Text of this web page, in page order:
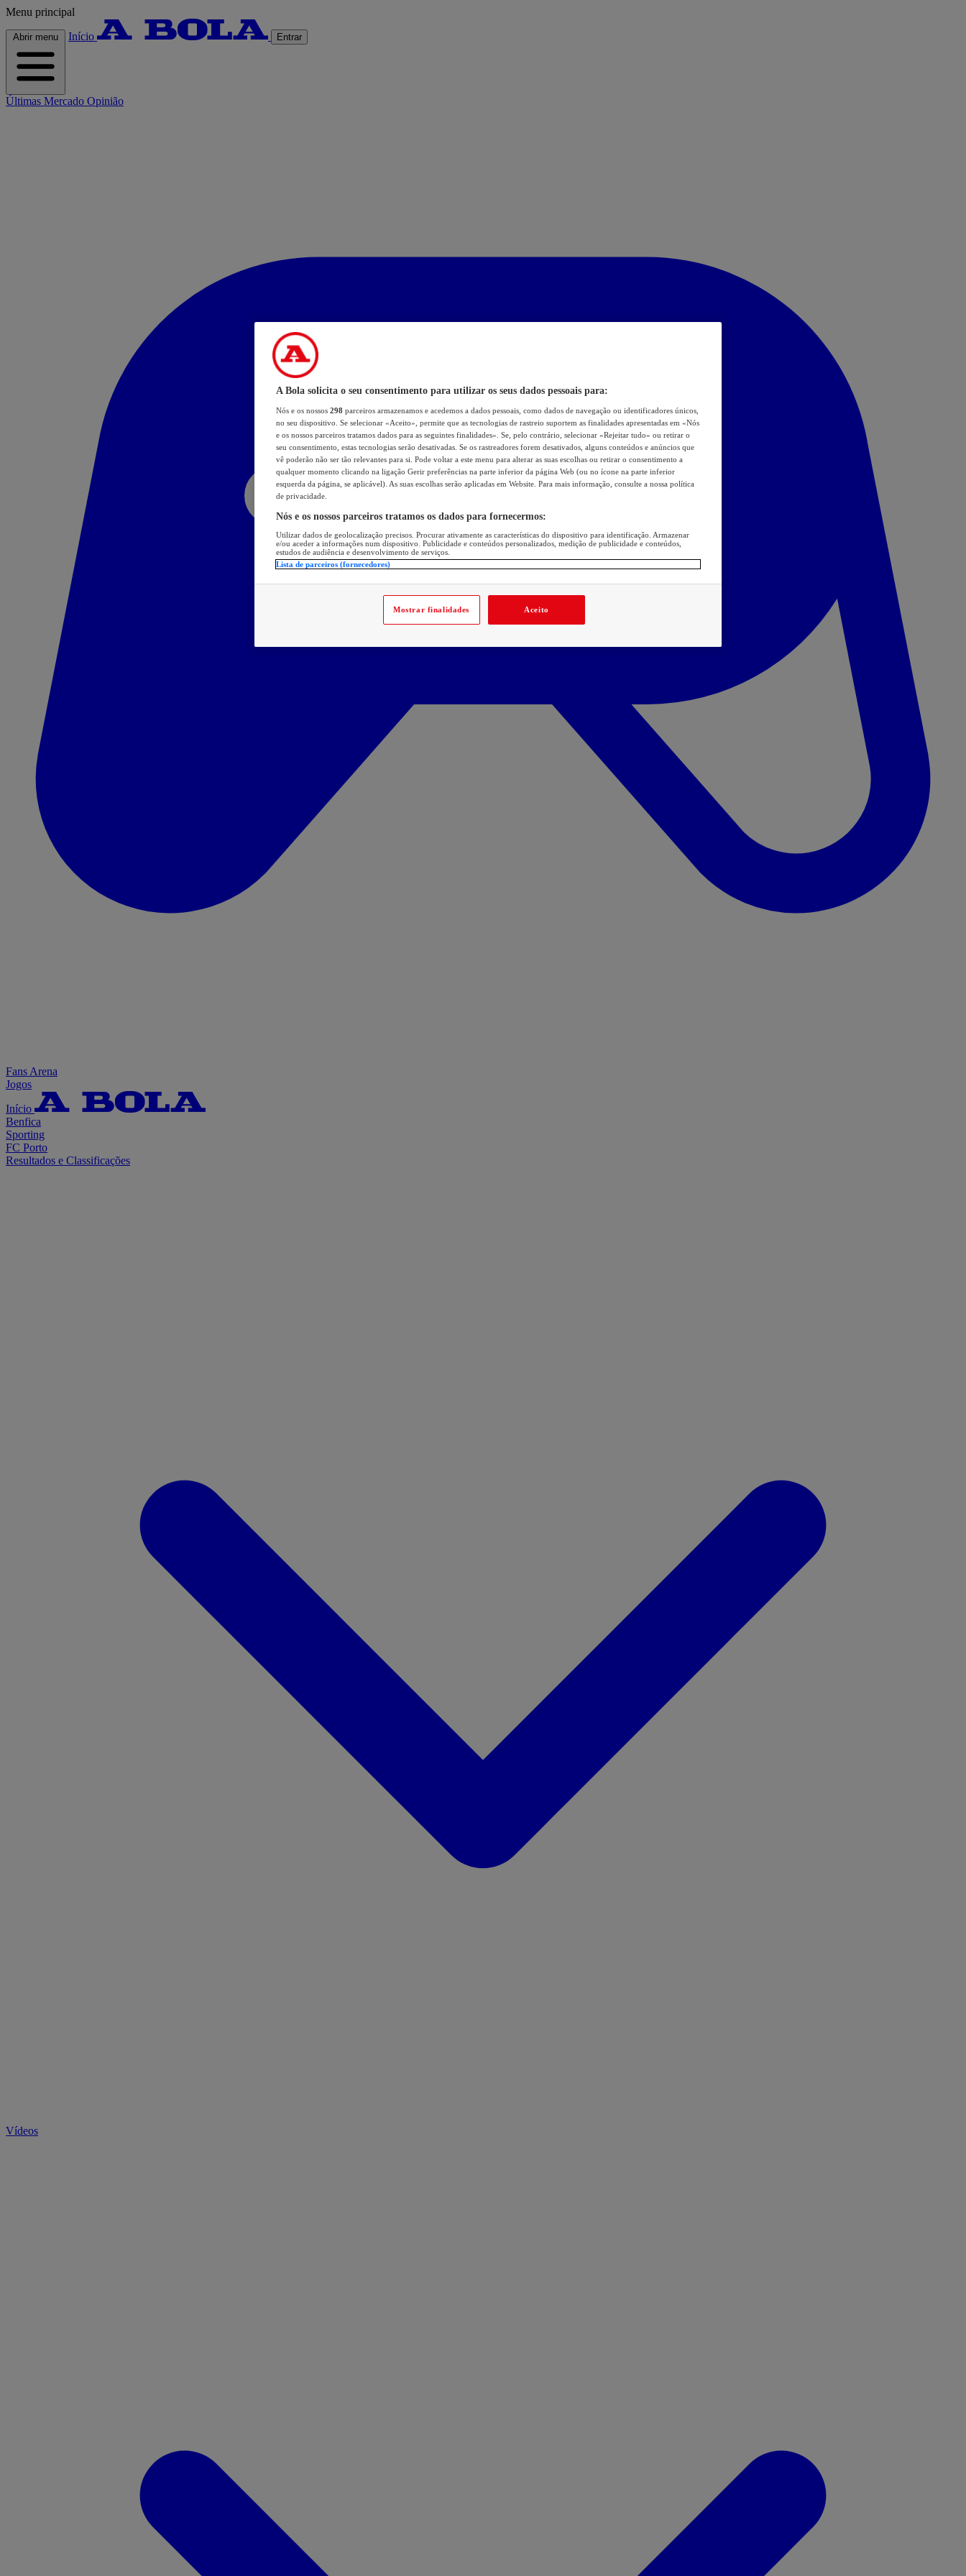
Menu principal
Abrir menu Início Entrar
Últimas Mercado Opinião
Fans Arena
Jogos
Início
Benfica
Sporting
FC Porto
Resultados e Classificações
Vídeos
A Bola solicita o seu consentimento para utilizar os seus dados pessoais para:
Nós e os nossos 298 parceiros armazenamos e acedemos a dados pessoais, como dados de navegação ou identificadores únicos,
no seu dispositivo. Se selecionar «Aceito», permite que as tecnologias de rastreio suportem as finalidades apresentadas em «Nós
e os nossos parceiros tratamos dados para as seguintes finalidades». Se, pelo contrário, selecionar «Rejeitar tudo» ou retirar o
seu consentimento, estas tecnologias serão desativadas. Se os rastreadores forem desativados, alguns conteúdos e anúncios que
vê poderão não ser tão relevantes para si. Pode voltar a este menu para alterar as suas escolhas ou retirar o consentimento a
qualquer momento clicando na ligação Gerir preferências na parte inferior da página Web (ou no ícone na parte inferior
esquerda da página, se aplicável). As suas escolhas serão aplicadas em Website. Para mais informação, consulte a nossa política
de privacidade.
Nós e os nossos parceiros tratamos os dados para fornecermos:
Utilizar dados de geolocalização precisos. Procurar ativamente as características do dispositivo para identificação. Armazenar
e/ou aceder a informações num dispositivo. Publicidade e conteúdos personalizados, medição de publicidade e conteúdos,
estudos de audiência e desenvolvimento de serviços.
Lista de parceiros (fornecedores)
Mostrar finalidades Aceito